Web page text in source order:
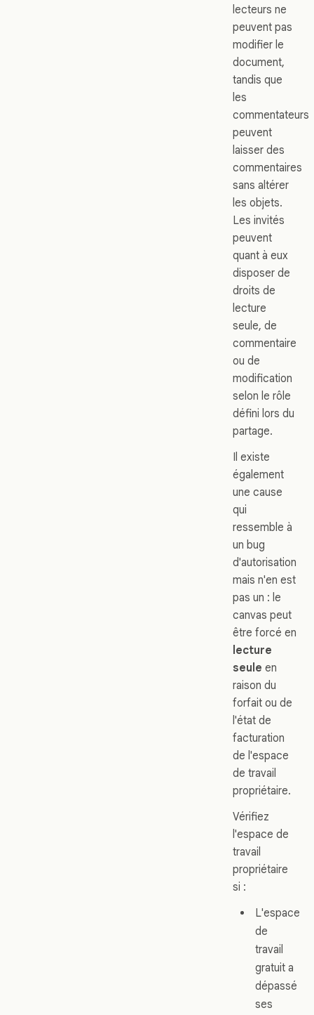
lecteurs ne
peuvent pas
modifier le
document,
tandis que
les
commentateurs
peuvent
laisser des
commentaires
sans altérer
les objets.
Les invités
peuvent
quant à eux
disposer de
droits de
lecture
seule, de
commentaire
ou de
modification
selon le rôle
défini lors du
partage.
Il existe
également
une cause
qui
ressemble à
un bug
d'autorisation
mais n'en est
pas un : le
canvas peut
être forcé en
lecture
seule en
raison du
forfait ou de
l'état de
facturation
de l'espace
de travail
propriétaire.
Vérifiez
l'espace de
travail
propriétaire
si :
L'espace
de
travail
gratuit a
dépassé
ses